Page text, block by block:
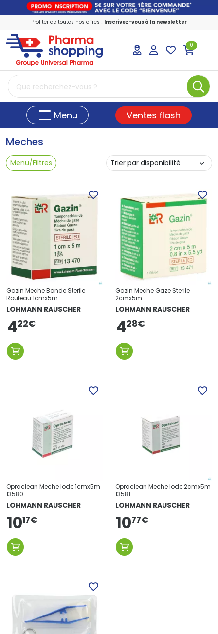
Profiter de toutes nos offres ! Inscrivez-vous à la newsletter
PharmaShopping Votre pharmacie en
0
Menu Ventes flash
Meches
Menu/Filtres
Gazin Meche Bande Sterile
Rouleau 1cmx5m
LOHMANN RAUSCHER
422€
Gazin Meche Gaze Sterile
2cmx5m
LOHMANN RAUSCHER
428€
Opraclean Meche Iode 1cmx5m
13580
LOHMANN RAUSCHER
1017€
Opraclean Meche Iode 2cmx5m
13581
LOHMANN RAUSCHER
1077€